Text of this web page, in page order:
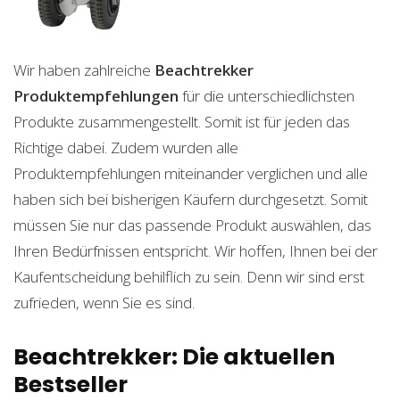
Wir haben zahlreiche Beachtrekker
Produktempfehlungen für die unterschiedlichsten
Produkte zusammengestellt. Somit ist für jeden das
Richtige dabei. Zudem wurden alle
Produktempfehlungen miteinander verglichen und alle
haben sich bei bisherigen Käufern durchgesetzt. Somit
müssen Sie nur das passende Produkt auswählen, das
Ihren Bedürfnissen entspricht. Wir hoffen, Ihnen bei der
Kaufentscheidung behilflich zu sein. Denn wir sind erst
zufrieden, wenn Sie es sind.
Beachtrekker: Die aktuellen
Bestseller